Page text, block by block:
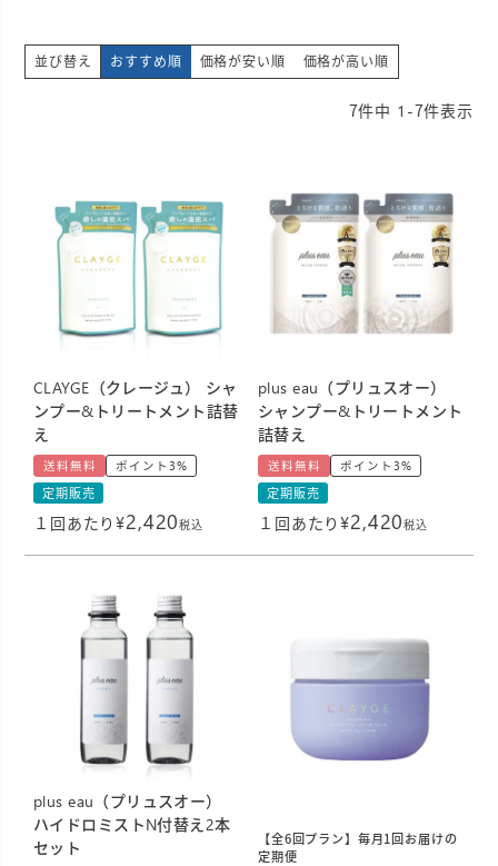
並び替え おすすめ順 価格が安い順 価格が高い順
7件中 1 -7件表示
CLAYGE（クレージュ） シャ
ンプー&トリートメント詰替
え
送料無料
ポイント3%
定期販売
１回あたり¥2,420税込
plus eau（プリュスオー）
シャンプー&トリートメント
詰替え
送料無料
ポイント3%
定期販売
１回あたり¥2,420税込
plus eau（プリュスオー）
ハイドロミストN付替え2本
セット
【全6回プラン】毎月1回お届けの
定期便